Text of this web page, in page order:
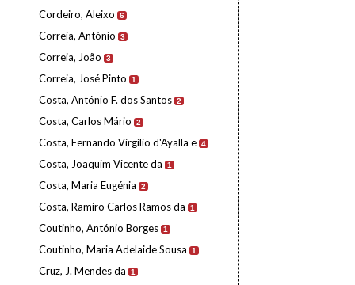
Cordeiro, Aleixo 6
Correia, António 3
Correia, João 3
Correia, José Pinto 1
Costa, António F. dos Santos 2
Costa, Carlos Mário 2
Costa, Fernando Virgílio d'Ayalla e 4
Costa, Joaquim Vicente da 1
Costa, Maria Eugénia 2
Costa, Ramiro Carlos Ramos da 1
Coutinho, António Borges 1
Coutinho, Maria Adelaide Sousa 1
Cruz, J. Mendes da 1